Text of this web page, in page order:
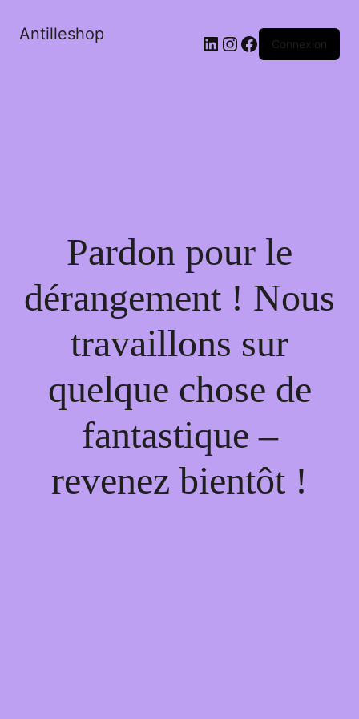
Antilleshop LinkedIn
Instagram
Facebook
Connexion
Pardon pour le
dérangement ! Nous
travaillons sur
quelque chose de
fantastique –
revenez bientôt !